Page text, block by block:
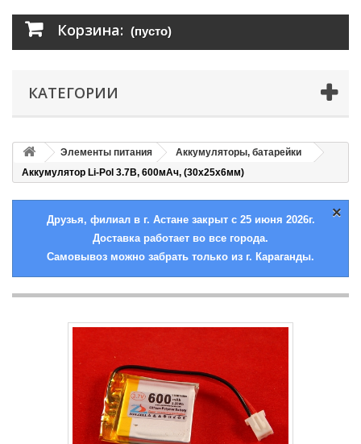
Корзина: (пусто)
КАТЕГОРИИ
Элементы питания
Аккумуляторы, батарейки
Аккумулятор Li-Pol 3.7В, 600мАч, (30x25x6мм)
×
Друзья, филиал в г. Астане закрыт с 25 июня 2026г.
Доставка работает во все города.
Самовывоз можно забрать только из г. Караганды.